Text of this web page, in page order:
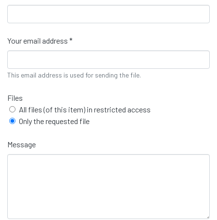
Your email address *
This email address is used for sending the file.
Files
All files (of this item) in restricted access
Only the requested file
Message